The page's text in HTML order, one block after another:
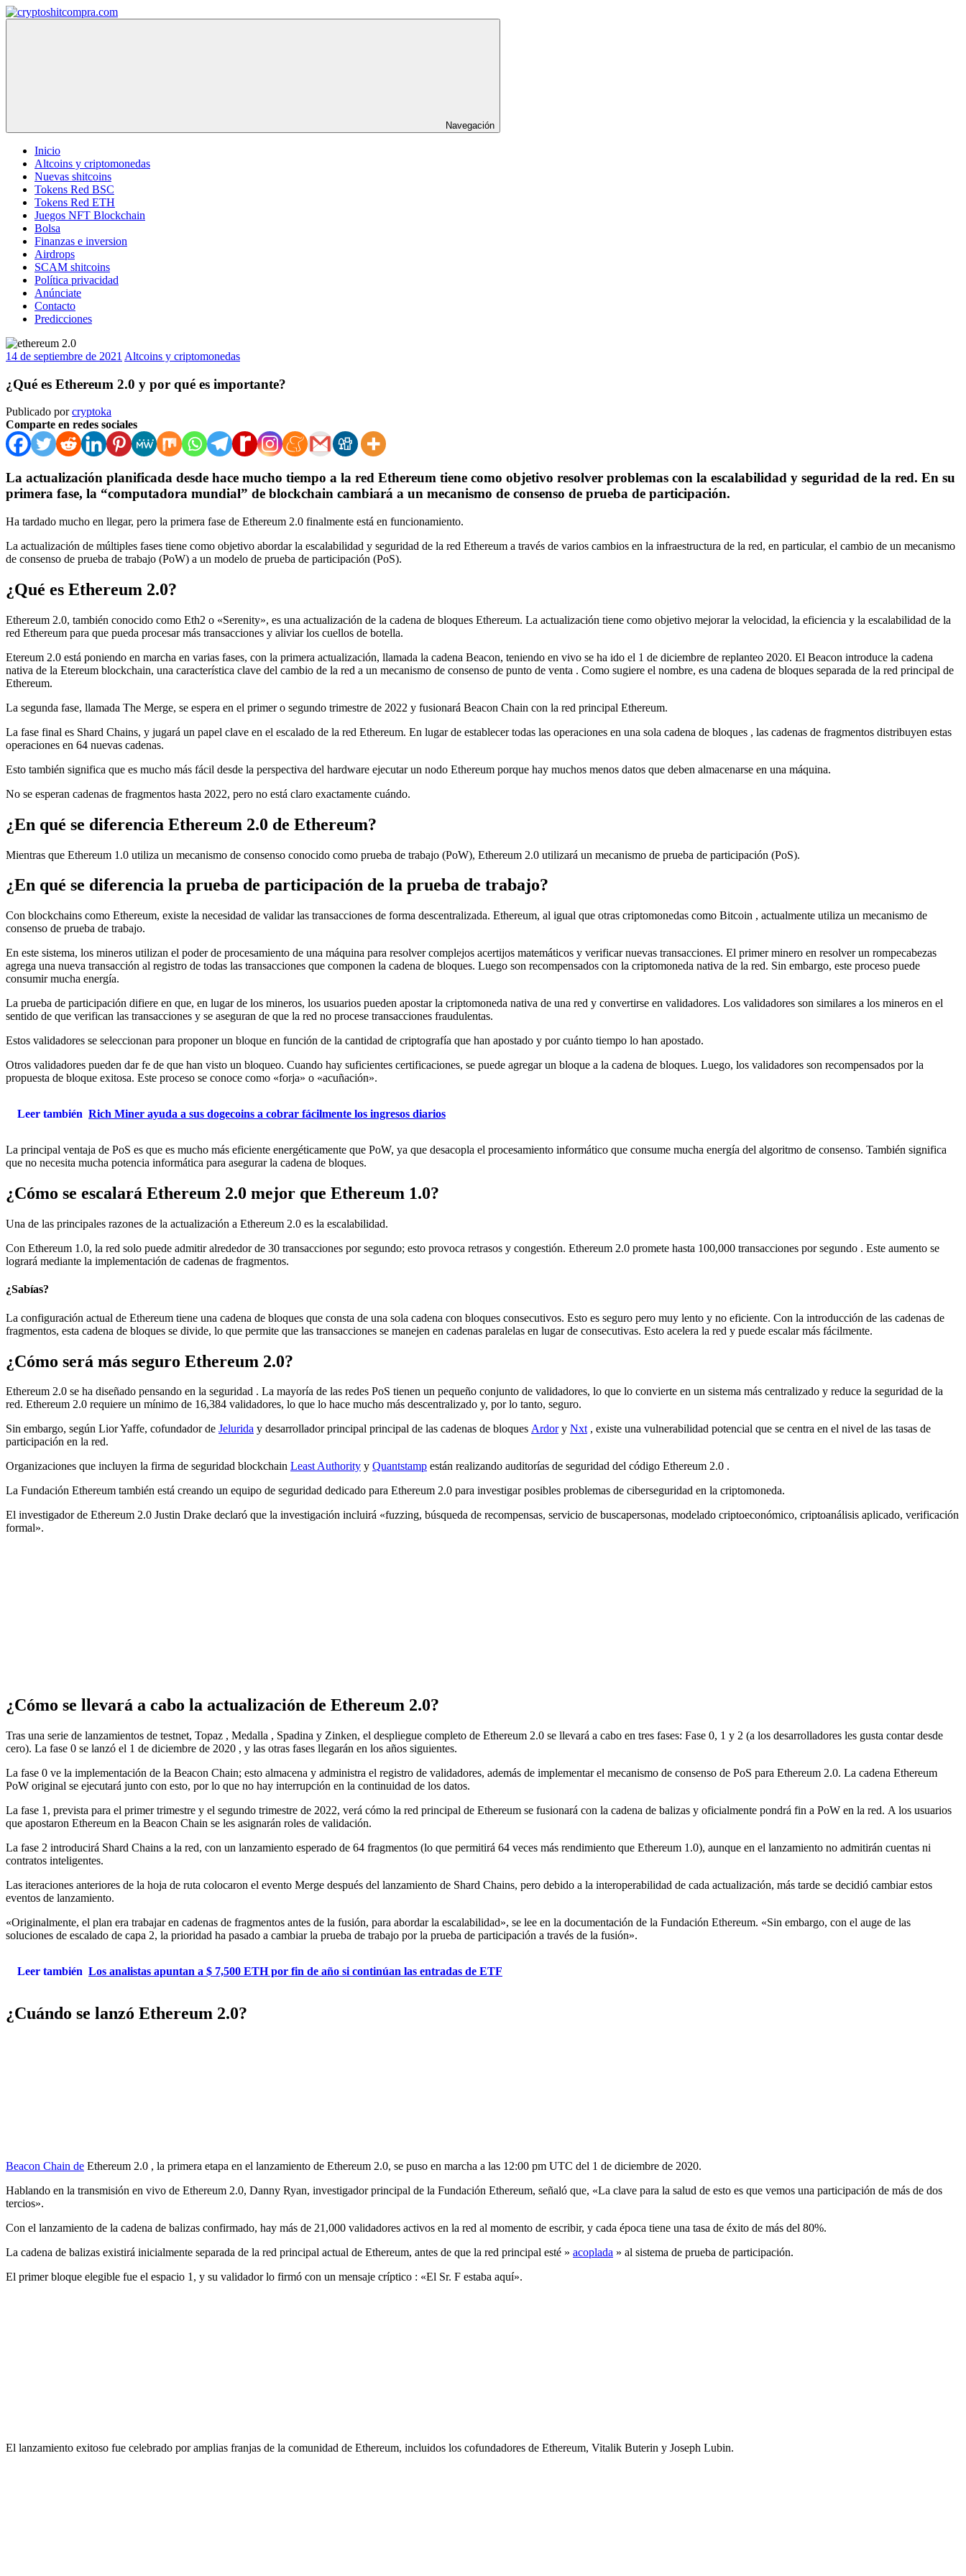
Saltar
al
Navegación
Inicio
Altcoins y criptomonedas
Nuevas shitcoins
Tokens Red BSC
Tokens Red ETH
Juegos NFT Blockchain
Bolsa
Finanzas e inversion
Airdrops
SCAM shitcoins
Política privacidad
Anúnciate
Contacto
Predicciones
14 de septiembre de 2021 Altcoins y criptomonedas
¿Qué es Ethereum 2.0 y por qué es importante?
Publicado porcryptoka
Comparte en redes sociales
La actualización planificada desde hace mucho tiempo a la red Ethereum tiene como objetivo resolver problemas con la escalabilidad y seguridad de la red. En su
primera fase, la “computadora mundial” de blockchain cambiará a un mecanismo de consenso de prueba de participación.
Ha tardado mucho en llegar, pero la primera fase de Ethereum 2.0 finalmente está en funcionamiento.
La actualización de múltiples fases tiene como objetivo abordar la escalabilidad y seguridad de la red Ethereum a través de varios cambios en la infraestructura de la red, en particular, el cambio de un mecanismo
de consenso de prueba de trabajo (PoW) a un modelo de prueba de participación (PoS).
¿Qué es Ethereum 2.0?
Ethereum 2.0, también conocido como Eth2 o «Serenity», es una actualización de la cadena de bloques Ethereum. La actualización tiene como objetivo mejorar la velocidad, la eficiencia y la escalabilidad de la
red Ethereum para que pueda procesar más transacciones y aliviar los cuellos de botella.
Etereum 2.0 está poniendo en marcha en varias fases, con la primera actualización, llamada la cadena Beacon, teniendo en vivo se ha ido el 1 de diciembre de replanteo 2020. El Beacon introduce la cadena
nativa de la Etereum blockchain, una característica clave del cambio de la red a un mecanismo de consenso de punto de venta . Como sugiere el nombre, es una cadena de bloques separada de la red principal de
Ethereum.
La segunda fase, llamada The Merge, se espera en el primer o segundo trimestre de 2022 y fusionará Beacon Chain con la red principal Ethereum.
La fase final es Shard Chains, y jugará un papel clave en el escalado de la red Ethereum. En lugar de establecer todas las operaciones en una sola cadena de bloques , las cadenas de fragmentos distribuyen estas
operaciones en 64 nuevas cadenas.
Esto también significa que es mucho más fácil desde la perspectiva del hardware ejecutar un nodo Ethereum porque hay muchos menos datos que deben almacenarse en una máquina.
No se esperan cadenas de fragmentos hasta 2022, pero no está claro exactamente cuándo.
¿En qué se diferencia Ethereum 2.0 de Ethereum?
Mientras que Ethereum 1.0 utiliza un mecanismo de consenso conocido como prueba de trabajo (PoW), Ethereum 2.0 utilizará un mecanismo de prueba de participación (PoS).
¿En qué se diferencia la prueba de participación de la prueba de trabajo?
Con blockchains como Ethereum, existe la necesidad de validar las transacciones de forma descentralizada. Ethereum, al igual que otras criptomonedas como Bitcoin , actualmente utiliza un mecanismo de
consenso de prueba de trabajo.
En este sistema, los mineros utilizan el poder de procesamiento de una máquina para resolver complejos acertijos matemáticos y verificar nuevas transacciones. El primer minero en resolver un rompecabezas
agrega una nueva transacción al registro de todas las transacciones que componen la cadena de bloques. Luego son recompensados ​​con la criptomoneda nativa de la red. Sin embargo, este proceso puede
consumir mucha energía.
La prueba de participación difiere en que, en lugar de los mineros, los usuarios pueden apostar la criptomoneda nativa de una red y convertirse en validadores. Los validadores son similares a los mineros en el
sentido de que verifican las transacciones y se aseguran de que la red no procese transacciones fraudulentas.
Estos validadores se seleccionan para proponer un bloque en función de la cantidad de criptografía que han apostado y por cuánto tiempo lo han apostado.
Otros validadores pueden dar fe de que han visto un bloqueo. Cuando hay suficientes certificaciones, se puede agregar un bloque a la cadena de bloques. Luego, los validadores son recompensados ​​por la
propuesta de bloque exitosa. Este proceso se conoce como «forja» o «acuñación».
Leer también Rich Miner ayuda a sus dogecoins a cobrar fácilmente los ingresos diarios
La principal ventaja de PoS es que es mucho más eficiente energéticamente que PoW, ya que desacopla el procesamiento informático que consume mucha energía del algoritmo de consenso. También significa
que no necesita mucha potencia informática para asegurar la cadena de bloques.
¿Cómo se escalará Ethereum 2.0 mejor que Ethereum 1.0?
Una de las principales razones de la actualización a Ethereum 2.0 es la escalabilidad.
Con Ethereum 1.0, la red solo puede admitir alrededor de 30 transacciones por segundo; esto provoca retrasos y congestión. Ethereum 2.0 promete hasta 100,000 transacciones por segundo . Este aumento se
logrará mediante la implementación de cadenas de fragmentos.
¿Sabías?
La configuración actual de Ethereum tiene una cadena de bloques que consta de una sola cadena con bloques consecutivos. Esto es seguro pero muy lento y no eficiente. Con la introducción de las cadenas de
fragmentos, esta cadena de bloques se divide, lo que permite que las transacciones se manejen en cadenas paralelas en lugar de consecutivas. Esto acelera la red y puede escalar más fácilmente.
¿Cómo será más seguro Ethereum 2.0?
Ethereum 2.0 se ha diseñado pensando en la seguridad . La mayoría de las redes PoS tienen un pequeño conjunto de validadores, lo que lo convierte en un sistema más centralizado y reduce la seguridad de la
red. Ethereum 2.0 requiere un mínimo de 16,384 validadores, lo que lo hace mucho más descentralizado y, por lo tanto, seguro.
Sin embargo, según Lior Yaffe, cofundador de Jelurida y desarrollador principal principal de las cadenas de bloques Ardory Nxt, existe una vulnerabilidad potencial que se centra en el nivel de las tasas de
participación en la red.
Organizaciones que incluyen la firma de seguridad blockchain Least Authority y Quantstamp están realizando auditorías de seguridad del código Ethereum 2.0 .
La Fundación Ethereum también está creando un equipo de seguridad dedicado para Ethereum 2.0 para investigar posibles problemas de ciberseguridad en la criptomoneda.
El investigador de Ethereum 2.0 Justin Drake declaró que la investigación incluirá «fuzzing, búsqueda de recompensas, servicio de buscapersonas, modelado criptoeconómico, criptoanálisis aplicado, verificación
formal».
¿Cómo se llevará a cabo la actualización de Ethereum 2.0?
Tras una serie de lanzamientos de testnet, Topaz , Medalla , Spadina y Zinken, el despliegue completo de Ethereum 2.0 se llevará a cabo en tres fases: Fase 0, 1 y 2 (a los desarrolladores les gusta contar desde
cero). La fase 0 se lanzó el 1 de diciembre de 2020 , y las otras fases llegarán en los años siguientes.
La fase 0 ve la implementación de la Beacon Chain; esto almacena y administra el registro de validadores, además de implementar el mecanismo de consenso de PoS para Ethereum 2.0. La cadena Ethereum
PoW original se ejecutará junto con esto, por lo que no hay interrupción en la continuidad de los datos.
La fase 1, prevista para el primer trimestre y el segundo trimestre de 2022, verá cómo la red principal de Ethereum se fusionará con la cadena de balizas y oficialmente pondrá fin a PoW en la red. A los usuarios
que apostaron Ethereum en la Beacon Chain se les asignarán roles de validación.
La fase 2 introducirá Shard Chains a la red, con un lanzamiento esperado de 64 fragmentos (lo que permitirá 64 veces más rendimiento que Ethereum 1.0), aunque en el lanzamiento no admitirán cuentas ni
contratos inteligentes.
Las iteraciones anteriores de la hoja de ruta colocaron el evento Merge después del lanzamiento de Shard Chains, pero debido a la interoperabilidad de cada actualización, más tarde se decidió cambiar estos
eventos de lanzamiento.
«Originalmente, el plan era trabajar en cadenas de fragmentos antes de la fusión, para abordar la escalabilidad», se lee en la documentación de la Fundación Ethereum. «Sin embargo, con el auge de las
soluciones de escalado de capa 2, la prioridad ha pasado a cambiar la prueba de trabajo por la prueba de participación a través de la fusión».
Leer también Los analistas apuntan a $ 7,500 ETH por fin de año si continúan las entradas de ETF
¿Cuándo se lanzó Ethereum 2.0?
Beacon Chain de Ethereum 2.0 , la primera etapa en el lanzamiento de Ethereum 2.0, se puso en marcha a las 12:00 pm UTC del 1 de diciembre de 2020.
Hablando en la transmisión en vivo de Ethereum 2.0, Danny Ryan, investigador principal de la Fundación Ethereum, señaló que, «La clave para la salud de esto es que vemos una participación de más de dos
tercios».
Con el lanzamiento de la cadena de balizas confirmado, hay más de 21,000 validadores activos en la red al momento de escribir, y cada época tiene una tasa de éxito de más del 80%.
La cadena de balizas existirá inicialmente separada de la red principal actual de Ethereum, antes de que la red principal esté » acoplada » al sistema de prueba de participación.
El primer bloque elegible fue el espacio 1, y su validador lo firmó con un mensaje críptico : «El Sr. F estaba aquí».
El lanzamiento exitoso fue celebrado por amplias franjas de la comunidad de Ethereum, incluidos los cofundadores de Ethereum, Vitalik Buterin y Joseph Lubin.